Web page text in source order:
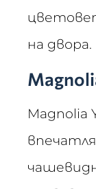
на двора.
Magnolia